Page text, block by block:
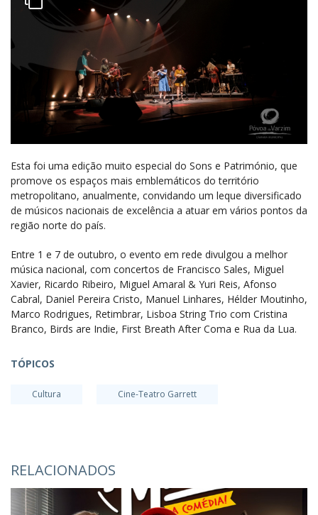
Esta foi uma edição muito especial do Sons e Património, que
promove os espaços mais emblemáticos do território
metropolitano, anualmente, convidando um leque diversificado
de músicos nacionais de excelência a atuar em vários pontos da
região norte do país.
Entre 1 e 7 de outubro, o evento em rede divulgou a melhor
música nacional, com concertos de Francisco Sales, Miguel
Xavier, Ricardo Ribeiro, Miguel Amaral & Yuri Reis, Afonso
Cabral, Daniel Pereira Cristo, Manuel Linhares, Hélder Moutinho,
Marco Rodrigues, Retimbrar, Lisboa String Trio com Cristina
Branco, Birds are Indie, First Breath After Coma e Rua da Lua.
TÓPICOS
Cultura Cine-Teatro Garrett
RELACIONADOS